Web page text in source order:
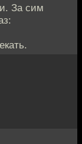
За сим